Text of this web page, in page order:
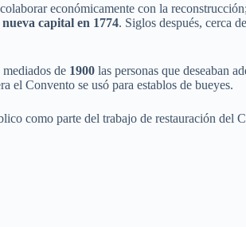
económicamente con la
capital en 1774. Siglos después, cerca de
mediados de 1900 las personas que deseaban
Convento se usó para establos de bueyes.
como parte del trabajo de restauración del